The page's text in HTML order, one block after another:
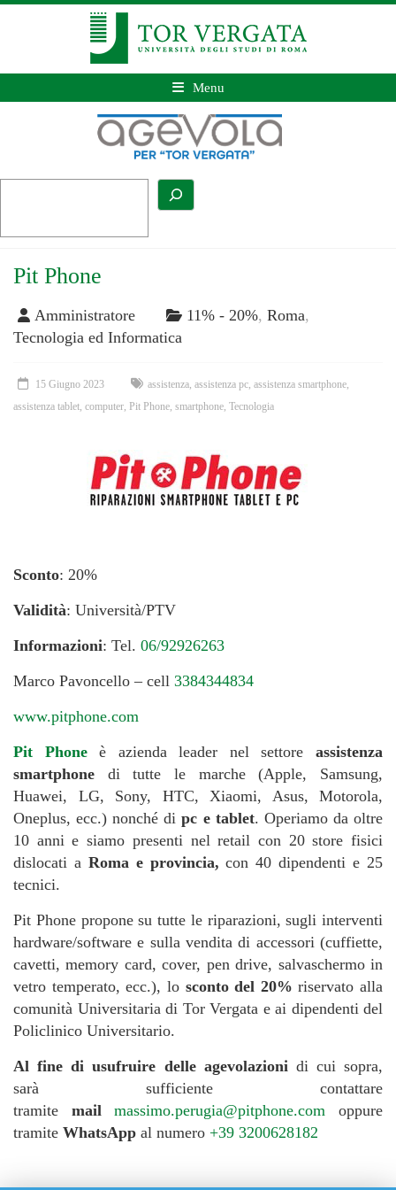
Menu
Pit Phone
Amministratore 11% - 20%, Roma,
Tecnologia ed Informatica
15 Giugno 2023 assistenza assistenza pc assistenza smartphone
assistenza tablet computer Pit Phone smartphone Tecnologia
Sconto: 20%
Validità: Università/PTV
Informazioni: Tel. 06/92926263
Marco Pavoncello – cell 3384344834
www.pitphone.com
Pit Phoneè azienda leader nel settoreassistenza
smartphone di tutte le marche (Apple, Samsung,
Huawei, LG, Sony, HTC, Xiaomi, Asus, Motorola,
Oneplus, ecc.) nonché dipc e tablet. Operiamo da oltre
10 anni e siamo presenti nel retail con 20 store fisici
dislocati a Roma e provincia, con 40 dipendenti e 25
tecnici.
Pit Phone propone su tutte le riparazioni, sugli interventi
hardware/software e sulla vendita di accessori (cuffiette,
cavetti, memory card, cover, pen drive, salvaschermo in
vetro temperato, ecc.), lo sconto del 20% riservato alla
comunità Universitaria di Tor Vergata e ai dipendenti del
Policlinico Universitario.
Al fine di usufruire delle agevolazioni di cui sopra,
sarà sufficiente contattare
tramite mail massimo.perugia@pitphone.com oppure
tramite WhatsApp al numero +39 3200628182